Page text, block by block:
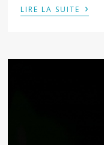
LIRE LA SUITE ›